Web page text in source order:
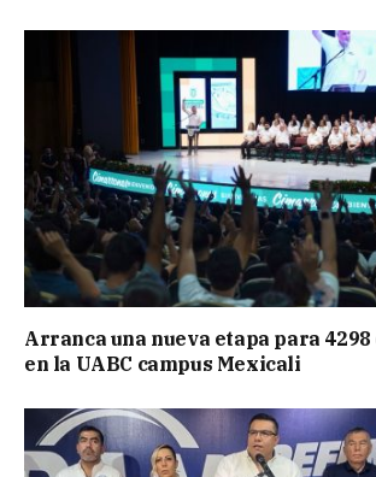
Arranca una nueva etapa para
en la UABC campus Mexicali